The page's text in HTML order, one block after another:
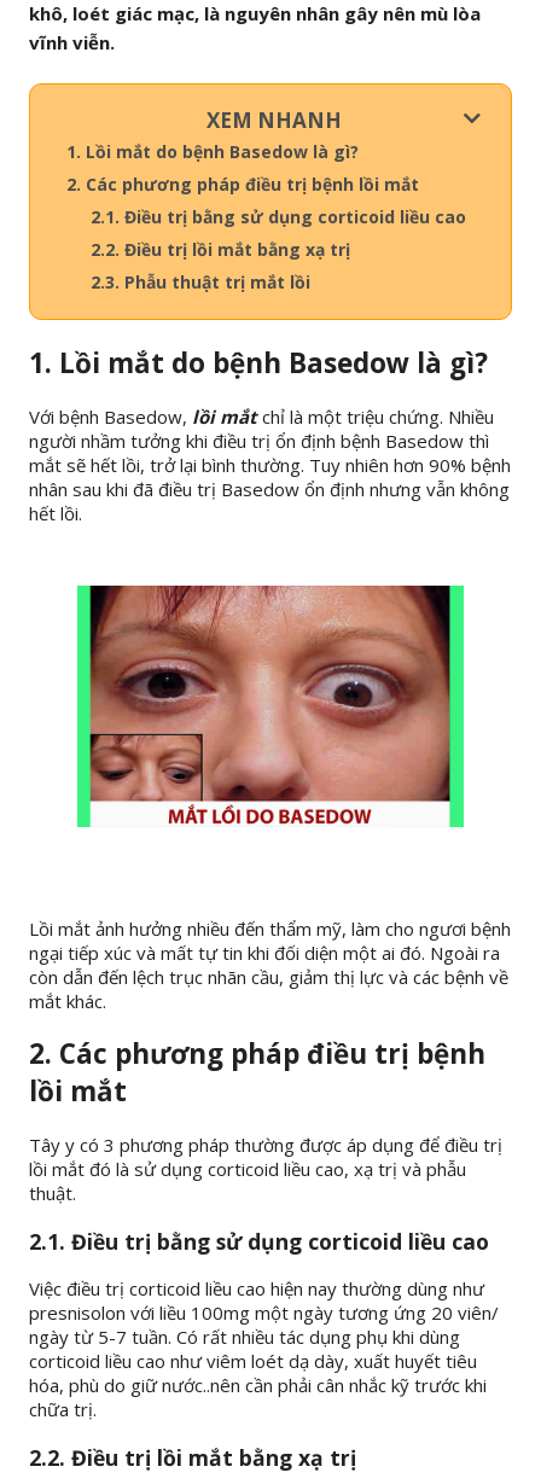
khô, loét giác mạc, là nguyên nhân gây nên mù lòa
vĩnh viễn.
XEM NHANH
1. Lồi mắt do bệnh Basedow là gì?
2. Các phương pháp điều trị bệnh lồi mắt
2.1. Điều trị bằng sử dụng corticoid liều cao
2.2. Điều trị lồi mắt bằng xạ trị
2.3. Phẫu thuật trị mắt lồi
1. Lồi mắt do bệnh Basedow là gì?
Với bệnh Basedow, lồi mắtchỉ là một triệu chứng. Nhiều
người nhầm tưởng khi điều trị ổn định bệnh Basedow thì
mắt sẽ hết lồi, trở lại bình thường. Tuy nhiên hơn 90% bệnh
nhân sau khi đã điều trị Basedow ổn định nhưng vẫn không
hết lồi.
Lồi mắt ảnh hưởng nhiều đến thẩm mỹ, làm cho ngươi bệnh
ngại tiếp xúc và mất tự tin khi đối diện một ai đó. Ngoài ra
còn dẫn đến lệch trục nhãn cầu, giảm thị lực và các bệnh về
mắt khác.
2. Các phương pháp điều trị bệnh
lồi mắt
Tây y có 3 phương pháp thường được áp dụng để điều trị
lồi mắt đó là sử dụng corticoid liều cao, xạ trị và phẫu
thuật.
2.1. Điều trị bằng sử dụng corticoid liều cao
Việc điều trị corticoid liều cao hiện nay thường dùng như
presnisolon với liều 100mg một ngày tương ứng 20 viên/
ngày từ 5-7 tuần. Có rất nhiều tác dụng phụ khi dùng
corticoid liều cao như viêm loét dạ dày, xuất huyết tiêu
hóa, phù do giữ nước..nên cần phải cân nhắc kỹ trước khi
chữa trị.
2.2. Điều trị lồi mắt bằng xạ trị